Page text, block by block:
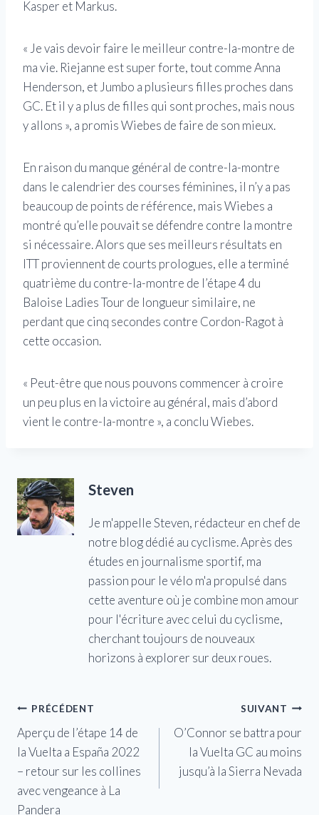
Kasper et Markus.
« Je vais devoir faire le meilleur contre-la-montre de
ma vie. Riejanne est super forte, tout comme Anna
Henderson, et Jumbo a plusieurs filles proches dans
GC. Et il y a plus de filles qui sont proches, mais nous
y allons », a promis Wiebes de faire de son mieux.
En raison du manque général de contre-la-montre
dans le calendrier des courses féminines, il n’y a pas
beaucoup de points de référence, mais Wiebes a
montré qu’elle pouvait se défendre contre la montre
si nécessaire. Alors que ses meilleurs résultats en
ITT proviennent de courts prologues, elle a terminé
quatrième du contre-la-montre de l’étape 4 du
Baloise Ladies Tour de longueur similaire, ne
perdant que cinq secondes contre Cordon-Ragot à
cette occasion.
« Peut-être que nous pouvons commencer à croire
un peu plus en la victoire au général, mais d’abord
vient le contre-la-montre », a conclu Wiebes.
Steven
Je m'appelle Steven, rédacteur en chef de
notre blog dédié au cyclisme. Après des
études en journalisme sportif, ma
passion pour le vélo m'a propulsé dans
cette aventure où je combine mon amour
pour l'écriture avec celui du cyclisme,
cherchant toujours de nouveaux
horizons à explorer sur deux roues.
Navigation
de
l’article
PRÉCÉDENT
Aperçu de l’étape 14 de
la Vuelta a España 2022
– retour sur les collines
avec vengeance à La
Pandera
SUIVANT
O’Connor se battra pour
la Vuelta GC au moins
jusqu’à la Sierra Nevada